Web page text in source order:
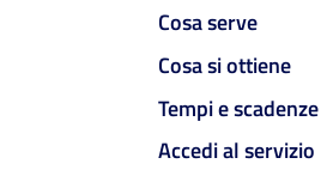
Cosa serve
Cosa si ottiene
Tempi e scadenze
Accedi al servizio